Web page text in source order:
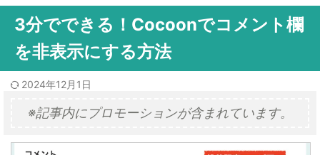
3分でできる！Cocoonでコメント欄
を非表示にする方法
2024年12月1日
※記事内にプロモーションが含まれています。